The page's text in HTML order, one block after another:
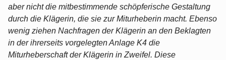
aber nicht die mitbestimmende schöpferische Gestaltung
durch die Klägerin, die sie zur Miturheberin macht. Ebenso
wenig ziehen Nachfragen der Klägerin an den Beklagten
in der ihrerseits vorgelegten Anlage K4 die
Miturheberschaft der Klägerin in Zweifel. Diese